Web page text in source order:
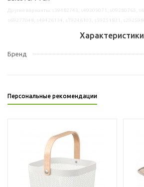
Характеристики
Бренд
Персональные рекомендации